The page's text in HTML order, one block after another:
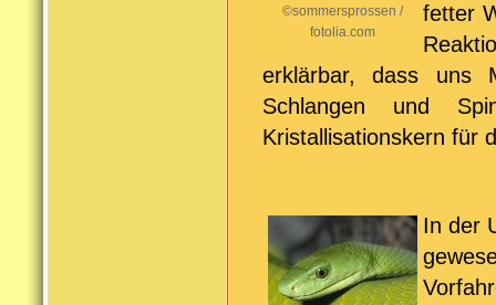
©sommersprossen /
fotolia.com
fetter
erklärbar, dass uns
Schlangen und
Kristallisationskern für
In der